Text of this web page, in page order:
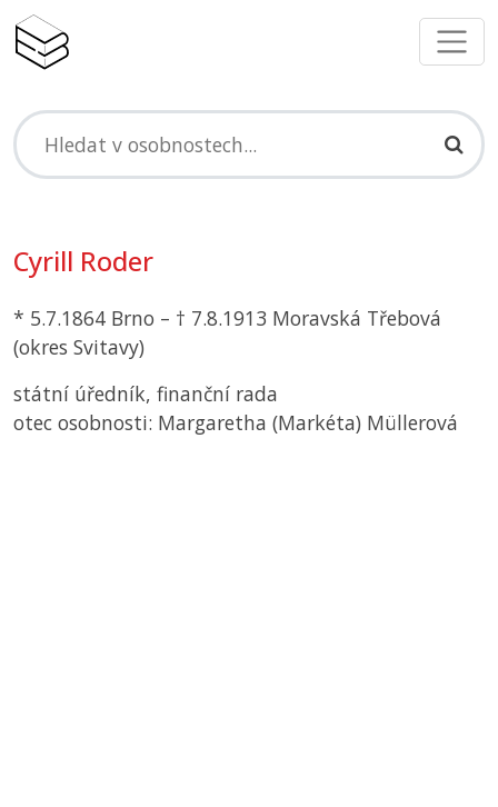
Cyrill Roder
* 5.7.1864 Brno – † 7.8.1913 Moravská Třebová
(okres Svitavy)
státní úředník, finanční rada
otec osobnosti: Margaretha (Markéta) Müllerová